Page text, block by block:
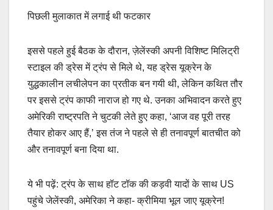
पिछली मुलाकात में लगाई थी फटकार
इससे पहले हुई बैठक के दौरान, ज़ेलेंस्की अपनी विशिष्ट मिलिट्री
स्टाइल की ड्रेस में ट्रंप से मिले थे, यह ड्रेस यूक्रेन के
युद्धकालीन लचीलेपन का प्रतीक बन गयी थी, लेकिन कथित तौर
पर इससे ट्रंप काफी नाराज हो गए थे. उनका अभिवादन करते हुए
अमेरिकी राष्ट्रपति ने चुटकी लेते हुए कहा, ‘आज वह पूरी तरह
तैयार होकर आए हैं,’ इस तंज ने पहले से ही तनावपूर्ण बातचीत को
और तनावपूर्ण बना दिया था.
ये भी पढ़ें: ट्रंप के साथ हॉट टॉक की कड़वी यादों के साथ US
पहुंचे जेलेंस्की, अमेरिका ने कहा- क्रीमिया भूल जाए यूक्रेन!